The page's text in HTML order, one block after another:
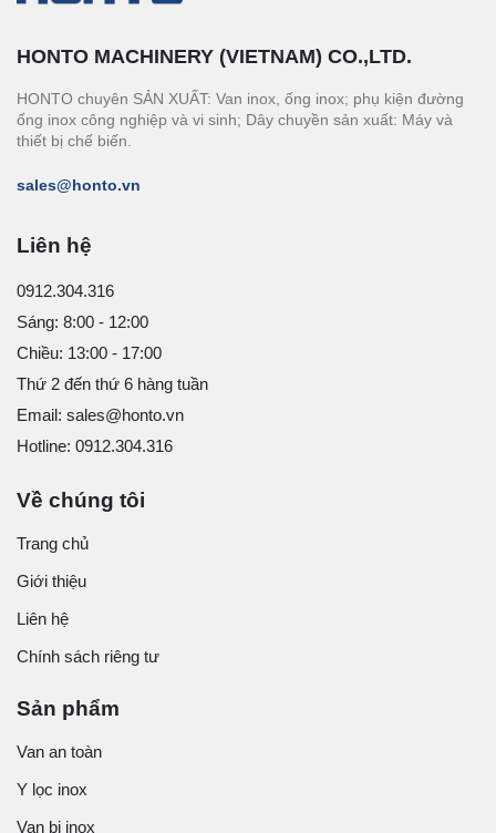
HONTO MACHINERY (VIETNAM) CO.,LTD.
HONTO chuyên SẢN XUẤT: Van inox, ống inox; phụ kiện đường
ống inox công nghiệp và vi sinh; Dây chuyền sản xuất: Máy và
thiết bị chế biến.
sales@honto.vn
Liên hệ
0912.304.316
Sáng: 8:00 - 12:00
Chiều: 13:00 - 17:00
Thứ 2 đến thứ 6 hàng tuần
Email: sales@honto.vn
Hotline: 0912.304.316
Về chúng tôi
Trang chủ
Giới thiệu
Liên hệ
Chính sách riêng tư
Sản phẩm
Van an toàn
Y lọc inox
Van bi inox